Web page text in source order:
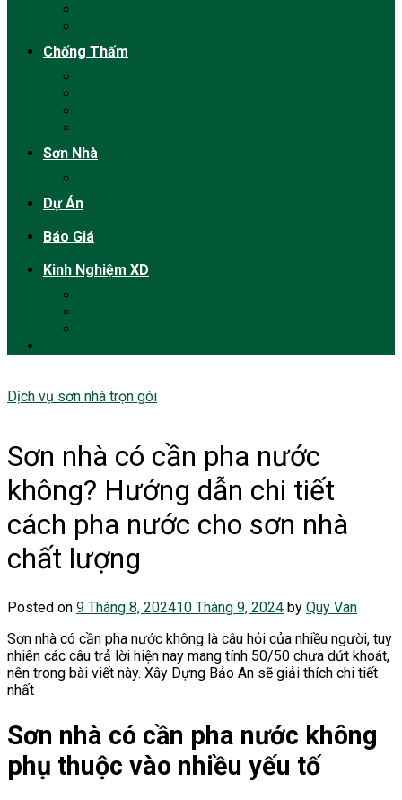
Chống Thấm
Sơn Nhà
Dự Án
Báo Giá
Kinh Nghiệm XD
Dịch vụ sơn nhà trọn gói
Sơn nhà có cần pha nước
không? Hướng dẫn chi tiết
cách pha nước cho sơn nhà
chất lượng
Posted on 9 Tháng 8, 202410 Tháng 9, 2024 by Quy Van
Sơn nhà có cần pha nước không là câu hỏi của nhiều người, tuy
nhiên các câu trả lời hiện nay mang tính 50/50 chưa dứt khoát,
nên trong bài viết này. Xây Dựng Bảo An sẽ giải thích chi tiết
nhất
Sơn nhà có cần pha nước không
phụ thuộc vào nhiều yếu tố